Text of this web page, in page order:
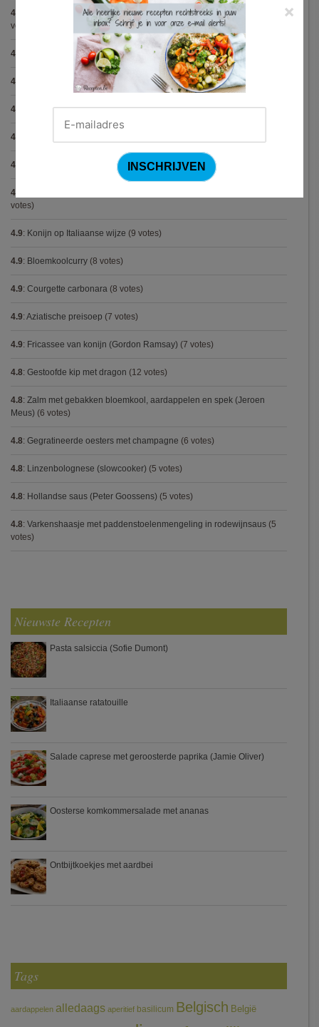
4.9 Volkorenspaghetti in mosterdsaus met prei en spek (Colruyt)
votes)
4.9 Gegrilde nougat met esdoornsiroop (14 votes)
4.9 Gegratineerde gehaktballen in tomatensaus(12 votes)
4.9 Gekarameliseerd witloof met serranoham (Ottolenghi)(11 votes)
4.9
4.9 Steak chimichurri (Gordon Ramsay)(10 votes)
4.9
votes)
4.9: Konijn op Italiaanse wijze (9 votes)
4.9: Bloemkoolcurry (8 votes)
4.9: Courgette carbonara (8 votes)
4.9: Aziatische preisoep (7 votes)
4.9: Fricassee van konijn (Gordon Ramsay) (7 votes)
4.8: Gestoofde kip met dragon (12 votes)
4.8: Zalm met gebakken bloemkool, aardappelen en spek (Jeroen
Meus) (6 votes)
4.8: Gegratineerde oesters met champagne (6 votes)
4.8: Linzenbolognese (slowcooker) (5 votes)
4.8: Hollandse saus (Peter Goossens) (5 votes)
4.8: Varkenshaasje met paddenstoelenmengeling in rodewijnsaus (5
votes)
Nieuwste Recepten
Pasta salsiccia (Sofie Dumont)
Italiaanse ratatouille
Salade caprese met geroosterde paprika (Jamie Oliver)
Oosterse komkommersalade met ananas
Ontbijtkoekjes met aardbei
Tags
aardappelen alledaags aperitief basilicum Belgisch België
×